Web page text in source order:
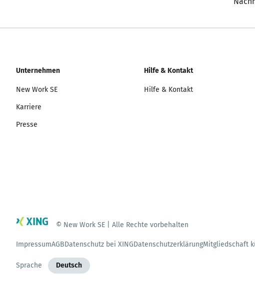
Unternehmen
New Work SE
Karriere
Presse
Hilfe & Kontakt
Hilfe & Kontakt
© New Work SE | Alle Rechte vorbehalten
ImpressumAGBDatenschutz bei XINGDatenschutzerklärungMitgliedschaft
Sprache Deutsch